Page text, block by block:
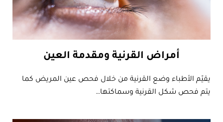
أمراض القرنية ومقدمة العين
يقيّم الأطباء وضع القرنية من خلال فحص عين المريض كما
يتم فحص شكل القرنية وسماكتها…